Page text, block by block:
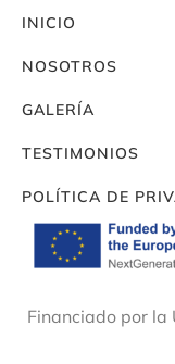
INICIO
NOSOTROS
GALERÍA
TESTIMONIOS
POLÍTICA DE
Financiado por la